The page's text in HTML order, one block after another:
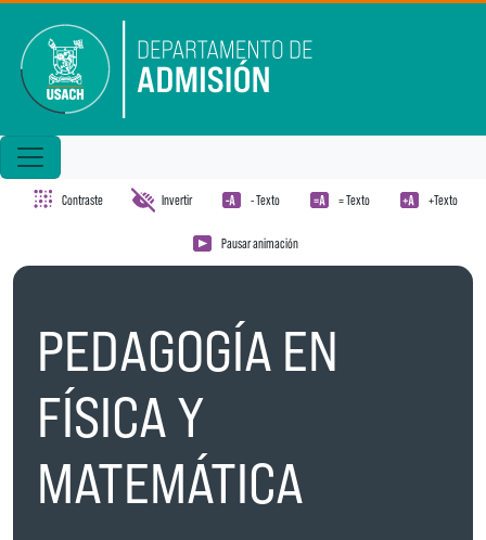
Contraste Invertir - Texto = Texto +Texto
Pausar animación
PEDAGOGÍA EN
FÍSICA Y
MATEMÁTICA